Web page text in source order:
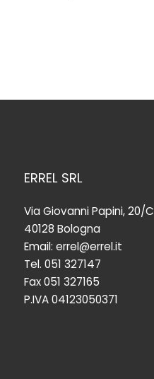
ERREL SRL
Via Giovanni Papini, 20/C
40128 Bologna
Email: errel@errel.it
Tel. 051 327147
Fax 051 327165
P.IVA 04123050371